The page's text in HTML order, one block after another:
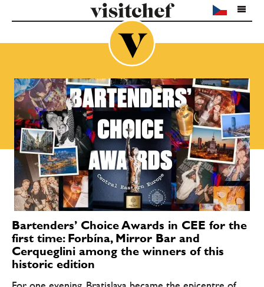
Bartenders’ Choice Awards in CEE for the
first time: Forbína, Mirror Bar and
Cerqueglini among the winners of this
historic edition